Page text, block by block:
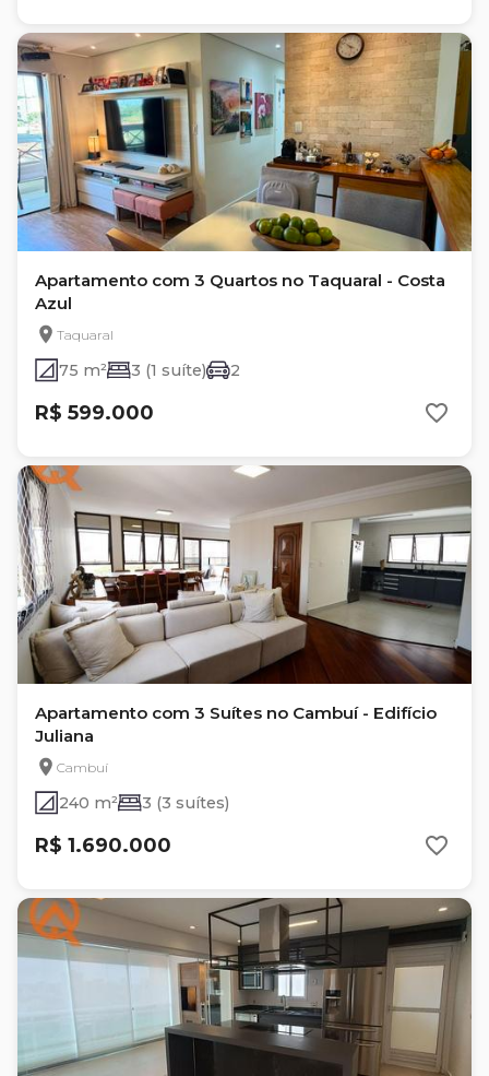
Apartamento com 3 Quartos no Taquaral - Costa
Azul
Taquaral
75 m² 3 (1 suíte) 2
R$ 599.000
Apartamento com 3 Suítes no Cambuí - Edifício
Juliana
Cambuí
240 m² 3 (3 suítes)
R$ 1.690.000